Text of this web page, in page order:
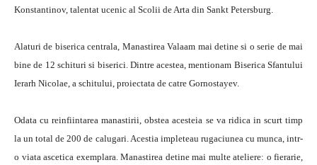
Konstantinov, talentat ucenic al Scolii de Arta din Sankt Petersburg.
Alaturi de biserica centrala, Manastirea Valaam mai detine si o serie de mai
bine de 12 schituri si biserici. Dintre acestea, mentionam Biserica Sfantului
Ierarh Nicolae, a schitului, proiectata de catre Gornostayev.
Odata cu reinfiintarea manastirii, obstea acesteia se va ridica in scurt timp
la un total de 200 de calugari. Acestia impleteau rugaciunea cu munca, intr-
o viata ascetica exemplara. Manastirea detine mai multe ateliere: o fierarie,